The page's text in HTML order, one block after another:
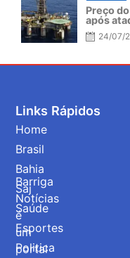
Preço
após
24/07/
Barriga
Notícias
é
um
portal
Links Rápidos
Home
Brasil
Bahia
Saj
Saúde
Esportes
Politica